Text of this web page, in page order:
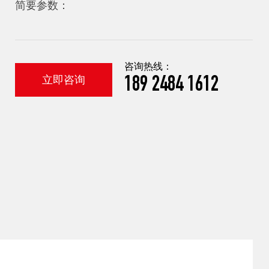
简要参数：
立即咨询
咨询热线：
189 2484 1612